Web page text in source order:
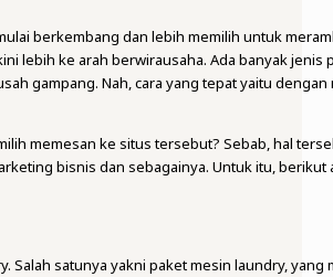
berkembang dan lebih memilih untuk
lebih ke arah berwirausaha. Ada banyak jenis
gampang. Nah, cara yang tepat yaitu
memesan ke situs tersebut? Sebab, hal
bisnis dan sebagainya. Untuk itu, berikut
satunya yakni paket mesin laundry, yang